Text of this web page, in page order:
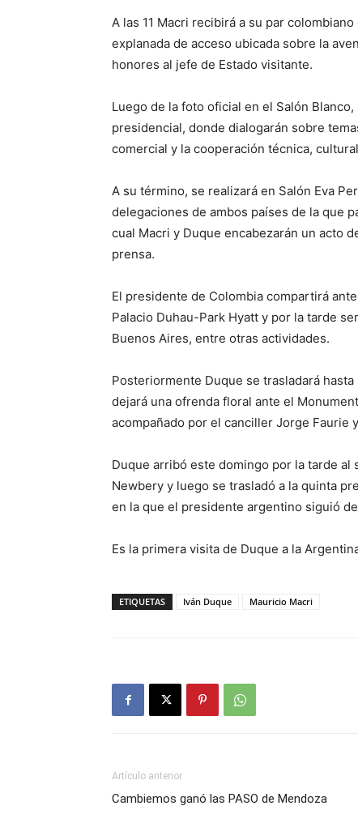
A las 11 Macri recibirá a su par
explanada de acceso ubicada sobre la
honores al jefe de Estado visitante.
Luego de la foto oficial en el Salón
presidencial, donde dialogarán sobre
comercial y la cooperación técnica,
A su término, se realizará en Salón Eva
delegaciones de ambos países de la que
cual Macri y Duque encabezarán un acto
prensa.
El presidente de Colombia compartirá
Palacio Duhau-Park Hyatt y por la tarde
Buenos Aires, entre otras actividades.
Posteriormente Duque se trasladará
dejará una ofrenda floral ante el
acompañado por el canciller Jorge Faurie
Duque arribó este domingo por la tarde
Newbery y luego se trasladó a la quinta
en la que el presidente argentino siguió
Es la primera visita de Duque a la
ETIQUETAS Iván Duque Mauricio Macri
Artículo anterior
Cambiemos ganó las PASO de Mendoza